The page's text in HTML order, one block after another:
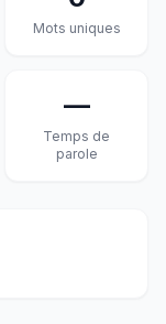
Mots uniques
—
Temps de
parole